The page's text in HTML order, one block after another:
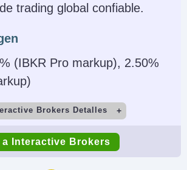
trading global confiable.
(IBKR Pro markup), 2.50%
Brokers Detalles
Depósito Mínimo
$0
a Interactive Brokers